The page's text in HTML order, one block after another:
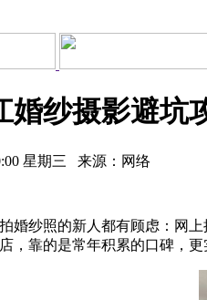
婚纱摄影避坑
星期三 来源：网络
婚纱照的新人都有顾虑：网
，靠的是常年积累的口碑，更